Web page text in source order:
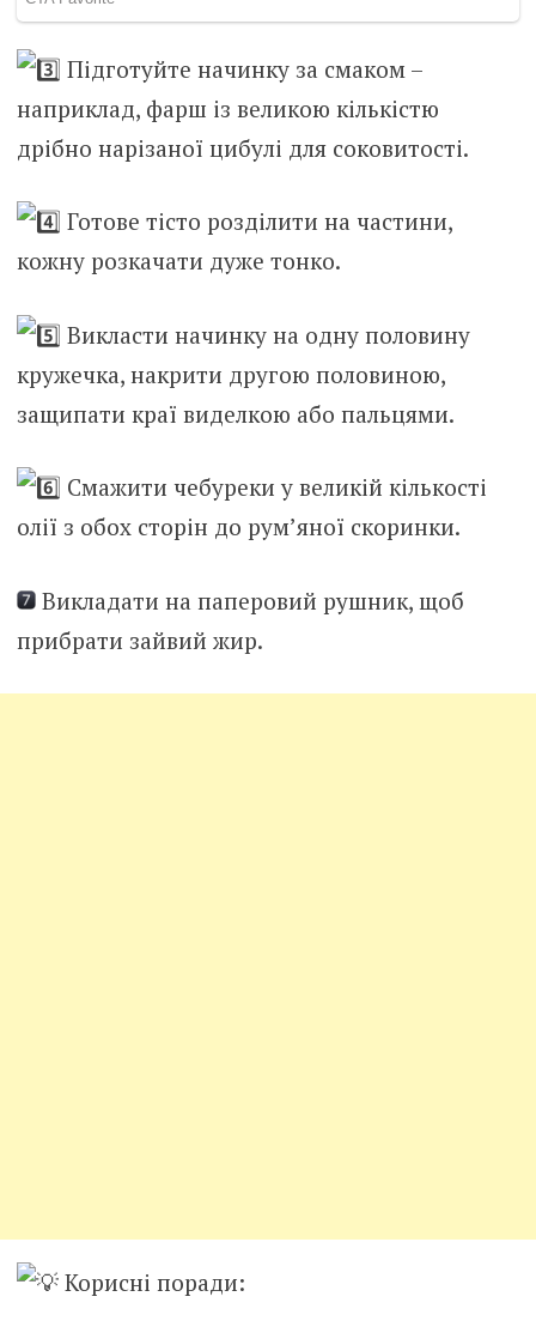
Підготуйте начинку за смаком –
наприклад, фарш із великою кількістю
дрібно нарізаної цибулі для соковитості.
Готове тісто розділити на частини,
кожну розкачати дуже тонко.
Викласти начинку на одну половину
кружечка, накрити другою половиною,
защипати краї виделкою або пальцями.
Смажити чебуреки у великій кількості
олії з обох сторін до рум’яної скоринки.
Викладати на паперовий рушник, щоб
прибрати зайвий жир.
Корисні поради: